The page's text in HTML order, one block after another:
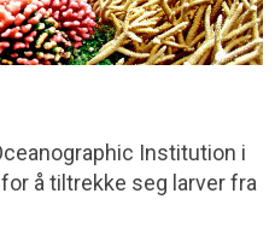
Institution i
å tiltrekke seg larver fra